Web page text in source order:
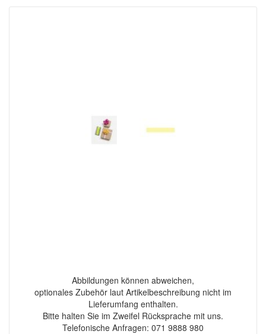
Abbildungen können abweichen,
optionales Zubehör laut Artikelbeschreibung nicht im
Lieferumfang enthalten.
Bitte halten Sie im Zweifel Rücksprache mit uns.
Telefonische Anfragen: 071 9888 980